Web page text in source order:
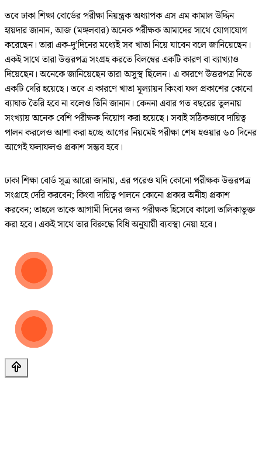
তবে ঢাকা শিক্ষা বোর্ডের পরীক্ষা নিয়ন্ত্রক অধ্যাপক এস এম কামাল উদ্দিন
হায়দার জানান, আজ (মঙ্গলবার) অনেক পরীক্ষক আমাদের সাথে যোগাযোগ
করেছেন। তারা এক-দু’দিনের মধ্যেই সব খাতা নিয়ে যাবেন বলে জানিয়েছেন।
একই সাথে তারা উত্তরপত্র সংগ্রহ করতে বিলম্বের একটি কারণ বা ব্যাখ্যাও
দিয়েছেন। অনেকে জানিয়েছেন তারা অসুস্থ ছিলেন। এ কারণে উত্তরপত্র নিতে
একটি দেরি হয়েছে। তবে এ কারণে খাতা মূল্যায়ন কিংবা ফল প্রকাশের কোনো
ব্যাঘাত তৈরি হবে না বলেও তিনি জানান। কেননা এবার গত বছরের তুলনায়
সংখ্যায় অনেক বেশি পরীক্ষক নিয়োগ করা হয়েছে। সবাই সঠিকভাবে দায়িত্ব
পালন করলেও আশা করা হচ্ছে আগের নিয়মেই পরীক্ষা শেষ হওয়ার ৬০ দিনের
আগেই ফলাফলও প্রকাশ সম্ভব হবে।
ঢাকা শিক্ষা বোর্ড সূত্র আরো জানায়, এর পরেও যদি কোনো পরীক্ষক উত্তরপত্র
সংগ্রহে দেরি করবেন; কিংবা দায়িত্ব পালনে কোনো প্রকার অনীহা প্রকাশ
করবেন; তাহলে তাকে আগামী দিনের জন্য পরীক্ষক হিসেবে কালো তালিকাভুক্ত
করা হবে। একই সাথে তার বিরুদ্ধে বিধি অনুযায়ী ব্যবস্থা নেয়া হবে।